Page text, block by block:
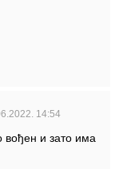
14:54
вођен и зато има